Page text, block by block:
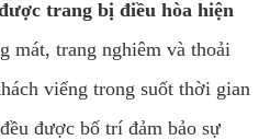
trang bị điều hòa hiện
mát, trang nghiêm và thoải
viếng trong suốt thời gian
được bố trí đảm bảo sự